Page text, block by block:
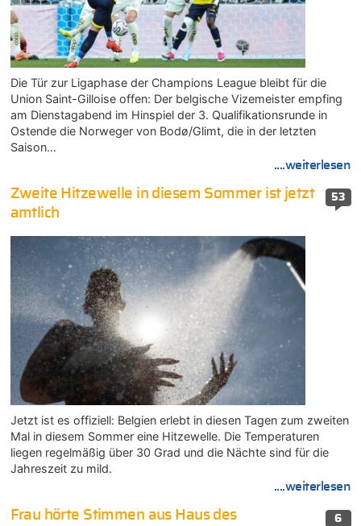
Die Tür zur Ligaphase der Champions League bleibt für die
Union Saint-Gilloise offen: Der belgische Vizemeister empfing
am Dienstagabend im Hinspiel der 3. Qualifikationsrunde in
Ostende die Norweger von Bodø/Glimt, die in der letzten
Saison…
....weiterlesen
53
Zweite Hitzewelle in diesem Sommer ist jetzt
amtlich
Jetzt ist es offiziell: Belgien erlebt in diesen Tagen zum zweiten
Mal in diesem Sommer eine Hitzewelle. Die Temperaturen
liegen regelmäßig über 30 Grad und die Nächte sind für die
Jahreszeit zu mild.
....weiterlesen
6
Frau hörte Stimmen aus Haus des